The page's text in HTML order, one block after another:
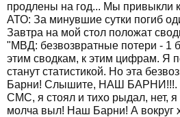
продлены на год... Мы привыкли
АТО: За минувшие сутки погиб
Завтра на мой стол положат
"МВД: безвозвратные потери - 1
этим сводкам, к этим цифрам. Я
станут статистикой. Но эта
Барни! Слышите, НАШ БАРНИ!!!.
СМС, я стоял и тихо рыдал, нет, я
молча выл! Наш Барни! А вокруг